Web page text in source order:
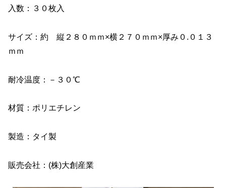
入数：３０枚入
サイズ：約 縦２８０ｍｍ×横２７０ｍｍ×厚み０.０１３
ｍｍ
耐冷温度：－３０℃
材質：ポリエチレン
製造：タイ製
販売会社：(株)大創産業